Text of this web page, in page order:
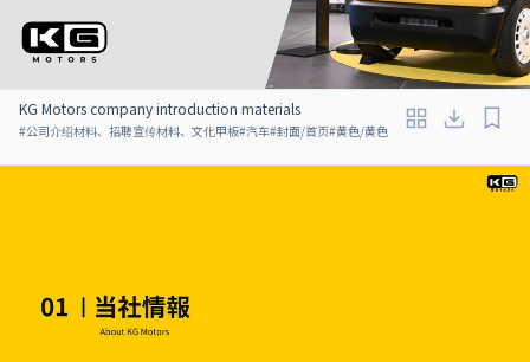
KG Motors company introduction materials
#公司介绍材料、招聘宣传材料、文化甲板#汽车#封面/首页#黄色/黄色